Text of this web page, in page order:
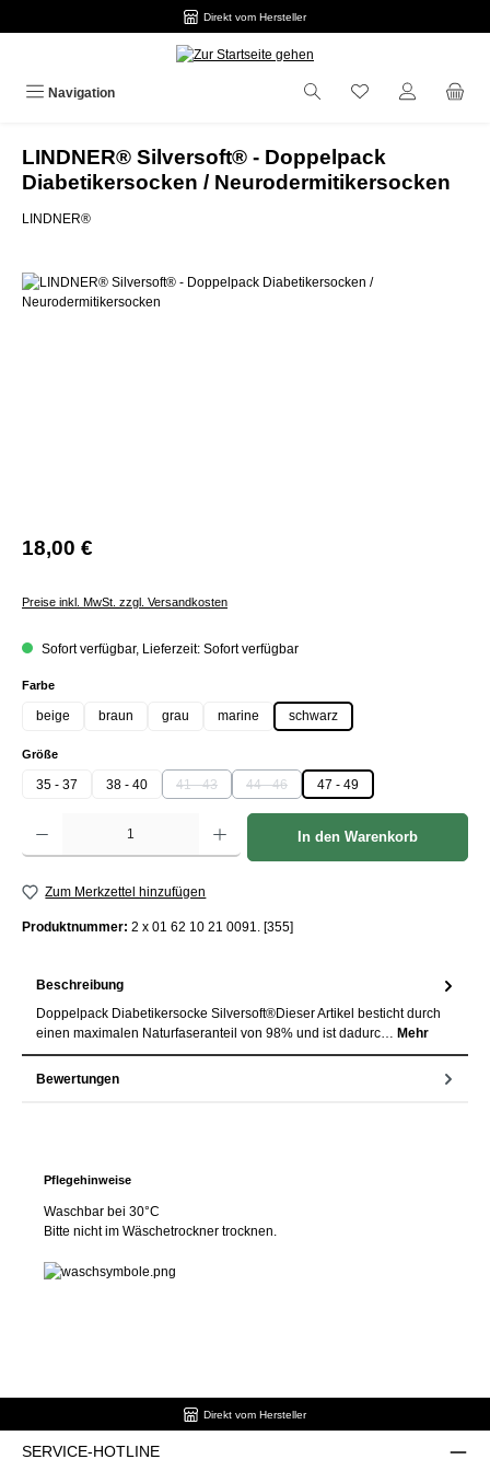
Direkt vom Hersteller
Navigation
LINDNER® Silversoft® - Doppelpack
Diabetikersocken / Neurodermitikersocken
LINDNER®
Bildergalerie überspringen
18,00 €
Preise inkl. MwSt. zzgl. Versandkosten
Sofort verfügbar, Lieferzeit: Sofort verfügbar
Farbeauswählen
beige braun grau marine schwarz
Größeauswählen
35 - 37 38 - 40 41 - 43
(Diese Option ist zurzeit nicht verfügbar.)
44 - 46
(Diese Option ist zurzeit nicht verfügbar.)
47 - 49
Produkt Anzahl: Gib den gewünschten Wert ein oder benutze die Schaltflächen um die
In den Warenkorb
Zum Merkzettel hinzufügen
Produktnummer: 2 x 01 62 10 21 0091. [355]
Beschreibung
Doppelpack Diabetikersocke Silversoft®Dieser Artikel besticht durch
einen maximalen Naturfaseranteil von 98% und ist dadurc… Mehr
Bewertungen
Pflegehinweise
Waschbar bei 30°C
Bitte nicht im Wäschetrockner trocknen.
Direkt vom Hersteller
SERVICE-HOTLINE